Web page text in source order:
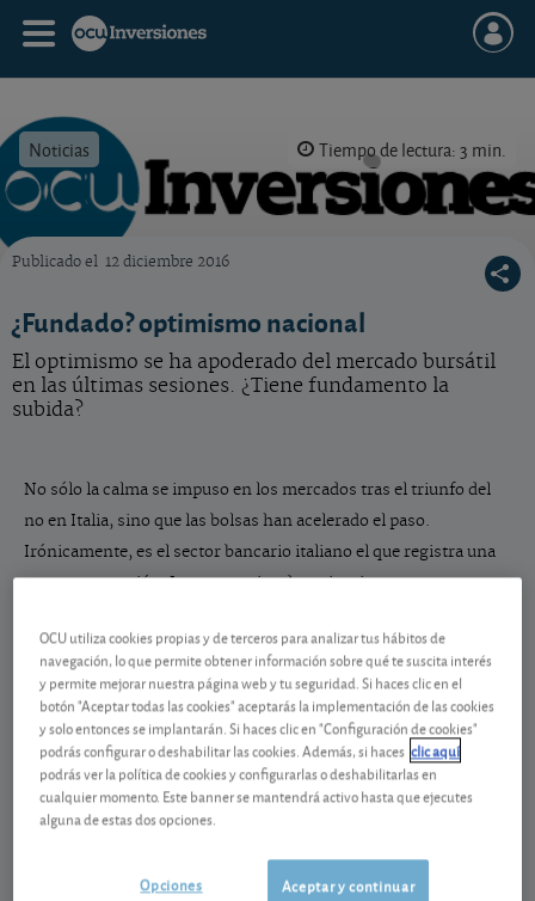
Noticias Tiempo de lectura: 3 min.
Publicado el 12 diciembre 2016
¿Fundado? optimismo nacional
El optimismo se ha apoderado del mercado bursátil
en las últimas sesiones. ¿Tiene fundamento la
subida?
No sólo la calma se impuso en los mercados tras el triunfo del
no en Italia, sino que las bolsas han acelerado el paso.
Irónicamente, es el sector bancario italiano el que registra una
mayor progresión. La perspectiva de un inminente rescate
trasalpino (aunque está aún un 31% por debajo de sus niveles de
inicio de año), un optimismo que contagió al sector bancario
europeo en general (+6%) y al de los más castigados, en
particular (+8% el español). El tradicionalrallynavideño viene
respaldado este año desde ambos lados del Atlántico.
OCU utiliza cookies propias y de terceros para analizar tus hábitos de
navegación, lo que permite obtener información sobre qué te suscita interés
y permite mejorar nuestra página web y tu seguridad. Si haces clic en el
botón "Aceptar todas las cookies" aceptarás la implementación de las cookies
y solo entonces se implantarán. Si haces clic en "Configuración de cookies"
podrás configurar o deshabilitar las cookies. Además, si haces clic aquí
podrás ver la política de cookies y configurarlas o deshabilitarlas en
cualquier momento. Este banner se mantendrá activo hasta que ejecutes
alguna de estas dos opciones.
Aceptar y continuar
Opciones